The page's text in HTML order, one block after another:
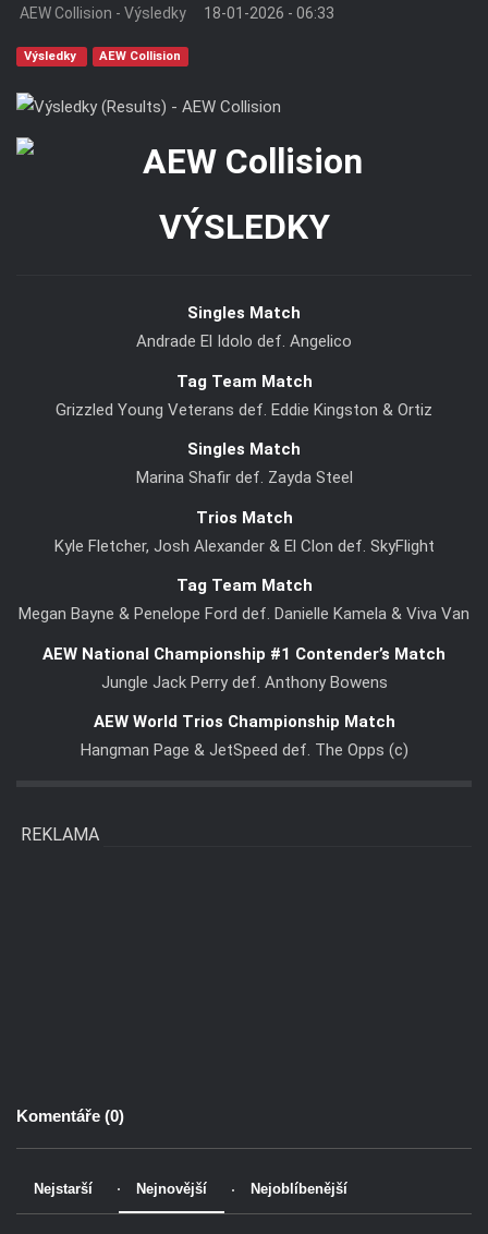
AEW Collision - Výsledky 18-01-2026 - 06:33
Výsledky AEW Collision
VÝSLEDKY
Singles Match
Andrade El Idolo def. Angelico
Tag Team Match
Grizzled Young Veterans def. Eddie Kingston & Ortiz
Singles Match
Marina Shafir def. Zayda Steel
Trios Match
Kyle Fletcher, Josh Alexander & El Clon def. SkyFlight
Tag Team Match
Megan Bayne & Penelope Ford def. Danielle Kamela & Viva Van
AEW National Championship #1 Contender’s Match
Jungle Jack Perry def. Anthony Bowens
AEW World Trios Championship Match
Hangman Page & JetSpeed def. The Opps (c)
REKLAMA
Komentáře (0)
Nejstarší Nejnovější Nejoblíbenější